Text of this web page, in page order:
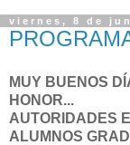
viernes, 8 de
MUY BUENOS
HONOR...
AUTORIDADES
ALUMNOS